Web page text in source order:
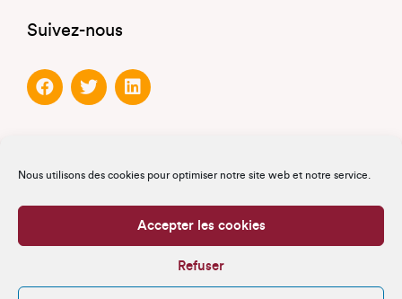
Nous utilisons des cookies pour optimiser notre site web et notre service.
Accepter les cookies
Refuser
Suivez-nous
Partenaires officiels
Partenaires de confiance